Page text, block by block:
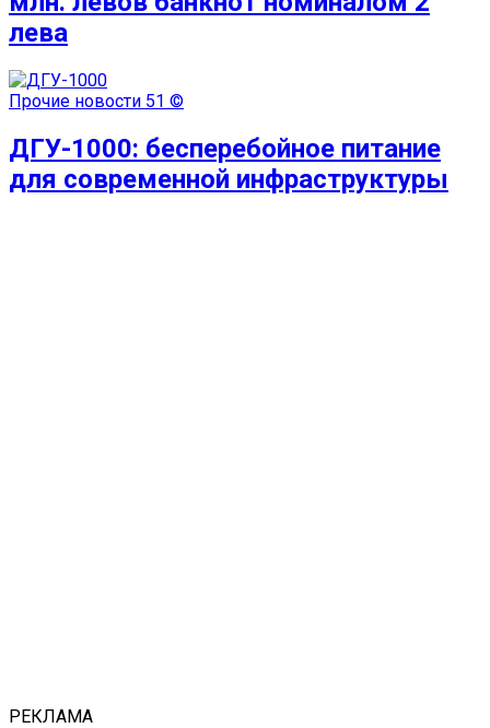
лева
Прочие новости 51 ©
ДГУ-1000: бесперебойное питание
для современной инфраструктуры
РЕКЛАМА